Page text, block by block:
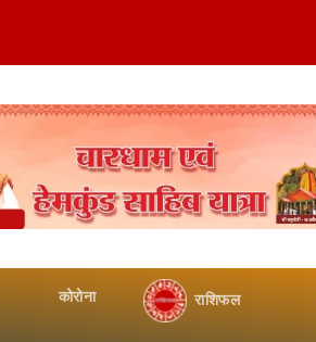
कोरोना राशिफल